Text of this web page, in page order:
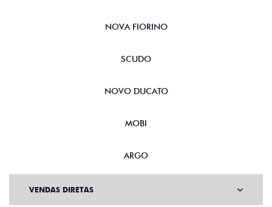
NOVA FIORINO
SCUDO
NOVO DUCATO
MOBI
ARGO
VENDAS DIRETAS